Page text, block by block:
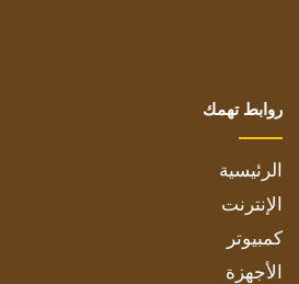
روابط تهمك
الرئيسية
الإنترنت
كمبيوتر
الأجهزة